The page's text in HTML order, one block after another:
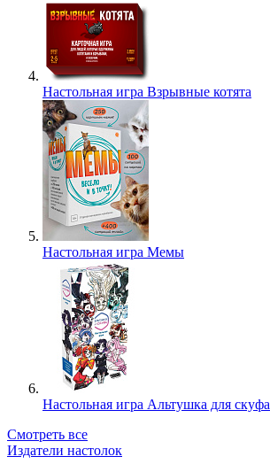
Настольная игра Взрывные котята
Настольная игра Мемы
Настольная игра Альтушка для скуфа
Смотреть все
Издатели настолок